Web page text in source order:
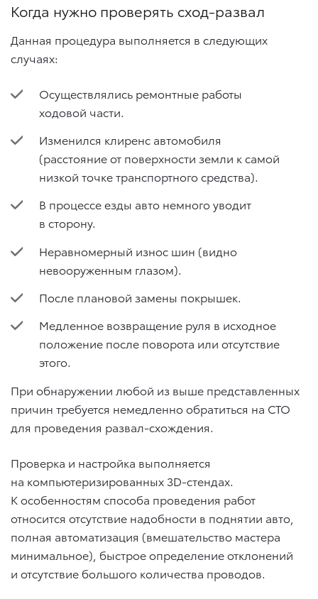
Когда нужно проверять сход-развал
Данная процедура выполняется в следующих
случаях:
Осуществлялись ремонтные работы
ходовой части.
Изменился клиренс автомобиля
(расстояние от поверхности земли к самой
низкой точке транспортного средства).
В процессе езды авто немного уводит
в сторону.
Неравномерный износ шин (видно
невооруженным глазом).
После плановой замены покрышек.
Медленное возвращение руля в исходное
положение после поворота или отсутствие
этого.
При обнаружении любой из выше представленных
причин требуется немедленно обратиться на СТО
для проведения развал-схождения.
Проверка и настройка выполняется
на компьютеризированных 3D-стендах.
К особенностям способа проведения работ
относится отсутствие надобности в поднятии авто,
полная автоматизация (вмешательство мастера
минимальное), быстрое определение отклонений
и отсутствие большого количества проводов.